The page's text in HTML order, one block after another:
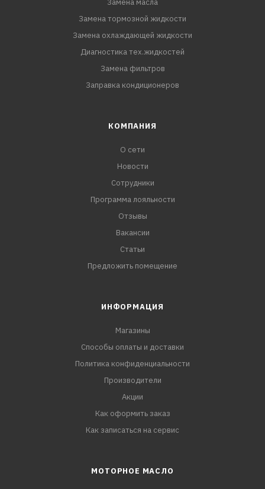
Fiat 9.55535-CR1
Замена масла
Замена тормозной жидкости
Замена охлаждающей жидкости
Диагностика тех.жидкостей
Замена фильтров
Заправка кондиционеров
КОМПАНИЯ
О сети
Новости
Сотрудники
Программа лояльности
Отзывы
Вакансии
Статьи
Предложить помещение
ИНФОРМАЦИЯ
Магазины
Способы оплаты и доставки
Политика конфиденциальности
Производители
Акции
Как оформить заказ
Как записаться на сервис
МОТОРНОЕ МАСЛО